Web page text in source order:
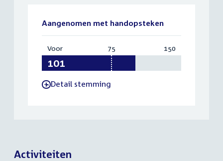
Aangenomen met handopsteken
Voor:
101
75 150
-Detail stemming
Activiteiten